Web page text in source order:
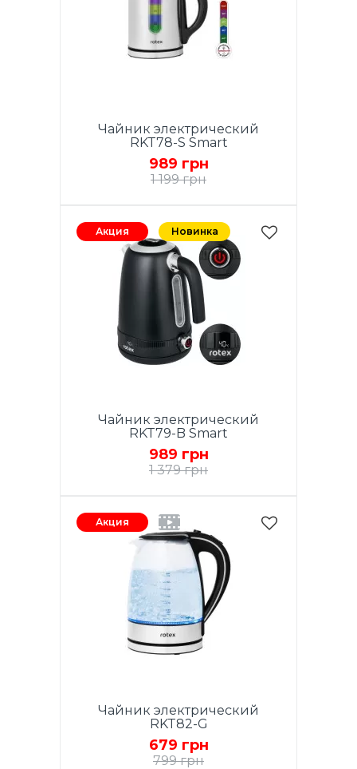
Чайник электрический
RKT78-S Smart
989 грн
1 199 грн
Акция Новинка
Чайник электрический
RKT79-B Smart
989 грн
1 379 грн
Акция
Чайник электрический
RKT82-G
679 грн
799 грн